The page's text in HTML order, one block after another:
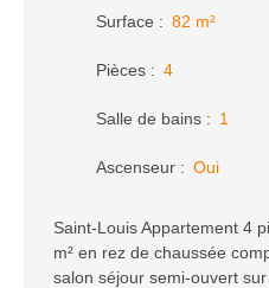
Surface : 82 m²
Pièces : 4
Salle de bains : 1
Ascenseur : Oui
Saint-Louis Appartement 4
m² en rez de chaussée
salon séjour semi-ouvert